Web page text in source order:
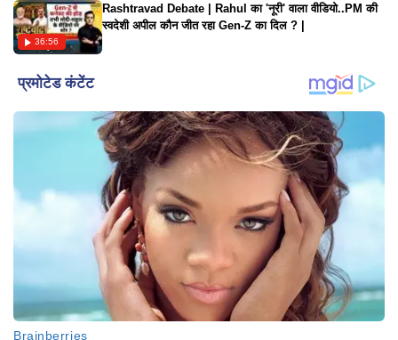
36:56
Rashtravad Debate | Rahul का 'नूरी' वाला वीडियो..PM की
स्वदेशी अपील कौन जीत रहा Gen-Z का दिल ? |